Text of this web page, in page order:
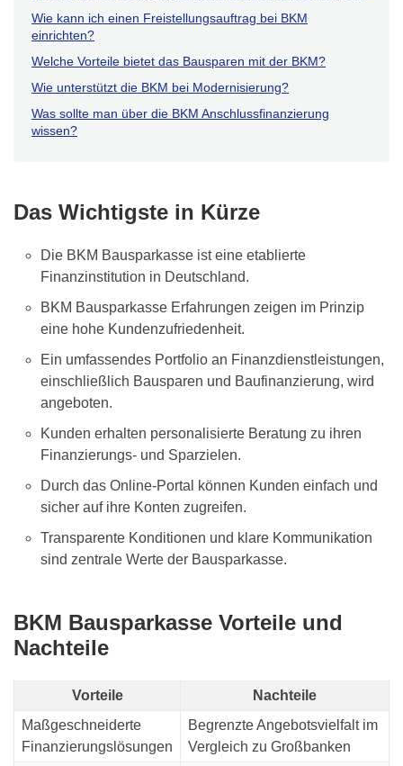
Wie kann ich einen Freistellungsauftrag bei BKM
einrichten?
Welche Vorteile bietet das Bausparen mit der BKM?
Wie unterstützt die BKM bei Modernisierung?
Was sollte man über die BKM Anschlussfinanzierung
wissen?
Das Wichtigste in Kürze
Die BKM Bausparkasse ist eine etablierte
Finanzinstitution in Deutschland.
BKM Bausparkasse Erfahrungen zeigen im Prinzip
eine hohe Kundenzufriedenheit.
Ein umfassendes Portfolio an Finanzdienstleistungen,
einschließlich Bausparen und Baufinanzierung, wird
angeboten.
Kunden erhalten personalisierte Beratung zu ihren
Finanzierungs- und Sparzielen.
Durch das Online-Portal können Kunden einfach und
sicher auf ihre Konten zugreifen.
Transparente Konditionen und klare Kommunikation
sind zentrale Werte der Bausparkasse.
BKM Bausparkasse Vorteile und
Nachteile
Vorteile
Nachteile
Maßgeschneiderte
Finanzierungslösungen
Begrenzte Angebotsvielfalt im
Vergleich zu Großbanken